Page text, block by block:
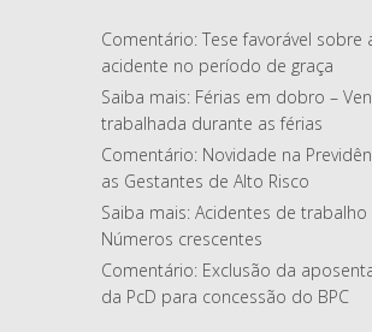
Comentário: Tese favorável sobre
acidente no período de graça
Saiba mais: Férias em dobro –
trabalhada durante as férias
Comentário: Novidade na
as Gestantes de Alto Risco
Saiba mais: Acidentes de trabalho
Números crescentes
Comentário: Exclusão da
da PcD para concessão do BPC